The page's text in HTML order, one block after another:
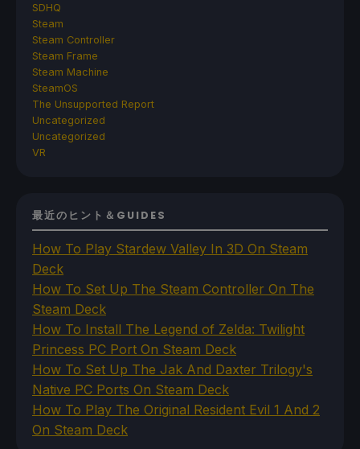
SDHQ
Steam
Steam Controller
Steam Frame
Steam Machine
SteamOS
The Unsupported Report
Uncategorized
Uncategorized
VR
最近のヒント＆GUIDES
How To Play Stardew Valley In 3D On Steam
Deck
How To Set Up The Steam Controller On The
Steam Deck
How To Install The Legend of Zelda: Twilight
Princess PC Port On Steam Deck
How To Set Up The Jak And Daxter Trilogy's
Native PC Ports On Steam Deck
How To Play The Original Resident Evil 1 And 2
On Steam Deck